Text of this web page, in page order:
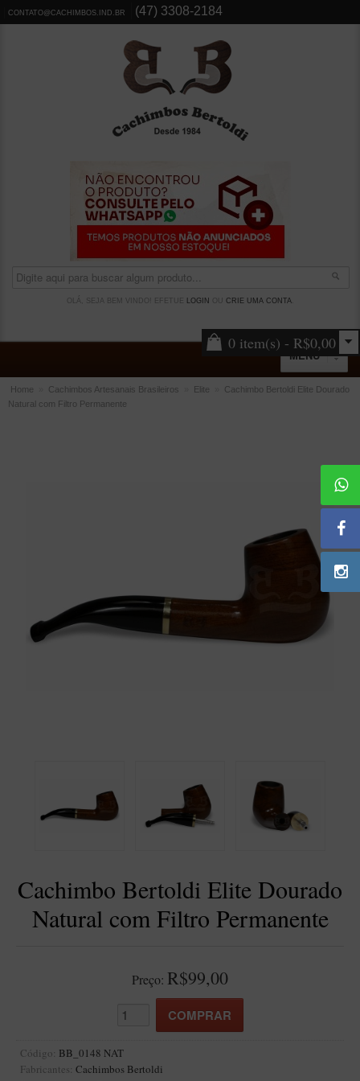
CONTATO@CACHIMBOS.IND.BR (47) 3308-2184
OLÁ, SEJA BEM VINDO! EFETUE LOGIN CRIE UMA CONTA.
0 item(s) - R$0,00
MENU
ACESSÓRIOS
Limpadores para Cachimbo
Bolsas para Cachimbo
Blends Para Enrolar
Doctor Pipe
Geróss
LINHA IDELFONSO BERTOLDI
Home Cachimbos Artesanais Brasileiros Elite
Cachimbo Bertoldi Elite Dourado
Natural com Filtro Permanente
Cachimbo Bertoldi Elite Dourado
Natural com Filtro Permanente
Preço: R$99,00
Código: BB_0148 NAT
Fabricantes: Cachimbos Bertoldi